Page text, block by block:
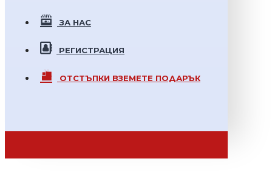
ЗА НАС
РЕГИСТРАЦИЯ
ОТСТЪПКИ ВЗЕМЕТЕ ПОДАРЪК